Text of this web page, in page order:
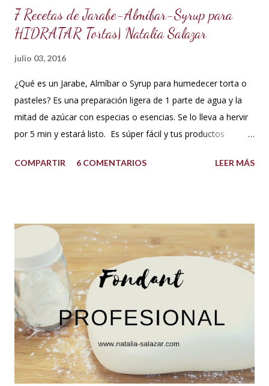
7 Recetas de Jarabe-Almíbar-Syrup para
HIDRATAR Tortas| Natalia Salazar
julio 03, 2016
¿Qué es un Jarabe, Almíbar o Syrup para humedecer torta o
pasteles? Es una preparación ligera de 1 parte de agua y la
mitad de azúcar con especias o esencias. Se lo lleva a hervir
por 5 min y estará listo. Es súper fácil y tus productos
USOS: Siempre que hacemos una torta cubierta
porque el producto estaba muy seco al salir del horno o
porque la receta era básica como suelen ser los bizcochuelos
de batido liviano como el Genovés, Angel cake, etc. Así tus
tortas y pasteles te quedarán húmedos y mucho más
sabrosos. Los jarabes pueden ser de diferentes sabores, de
acuerdo a los ingredientes que usemos. Aquí te comparto
una...
COMPARTIR 6 COMENTARIOS LEER MÁS